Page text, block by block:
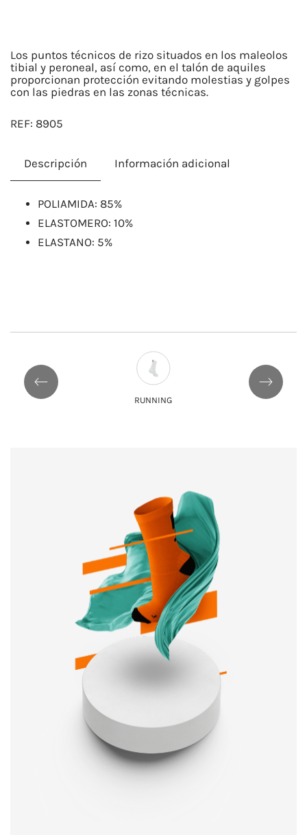
Los puntos técnicos de rizo situados en los maleolos
tibial y peroneal, así como, en el talón de aquiles
proporcionan protección evitando molestias y golpes
con las piedras en las zonas técnicas.
REF: 8905
Descripción Información adicional
POLIAMIDA: 85%
ELASTOMERO: 10%
ELASTANO: 5%
RUNNING